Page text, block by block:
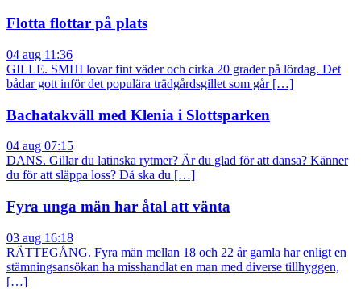
Flotta flottar på plats
04 aug 11:36
GILLE. SMHI lovar fint väder och cirka 20 grader på lördag. Det
bådar gott inför det populära trädgårdsgillet som går […]
Bachatakväll med Klenia i Slottsparken
04 aug 07:15
DANS. Gillar du latinska rytmer? Är du glad för att dansa? Känner
du för att släppa loss? Då ska du […]
Fyra unga män har åtal att vänta
03 aug 16:18
RÄTTEGÅNG. Fyra män mellan 18 och 22 år gamla har enligt en
stämningsansökan ha misshandlat en man med diverse tillhyggen,
[…]